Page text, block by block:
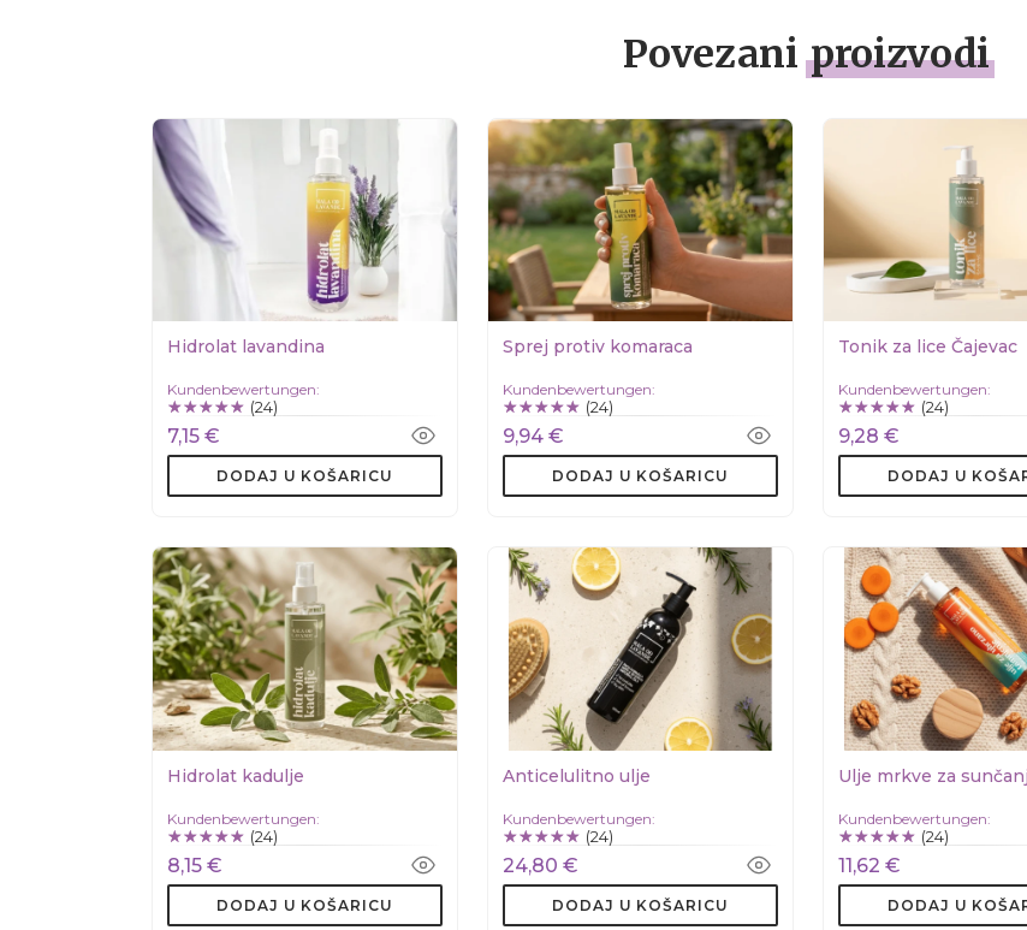
Povezaniproizvodi
Hidrolat lavandina
Kundenbewertungen:
(24)
7,15 €
DODAJ U KOŠARICU
Sprej protiv komaraca
Kundenbewertungen:
(24)
9,94 €
DODAJ U KOŠARICU
Tonik za lice Čajevac
Kundenbewertungen:
(24)
9,28 €
DODAJ U
Hidrolat kadulje
Kundenbewertungen:
(24)
8,15 €
DODAJ U KOŠARICU
Anticelulitno ulje
Kundenbewertungen:
(24)
24,80 €
DODAJ U KOŠARICU
Ulje mrkve za
Kundenbewertungen:
(24)
11,62 €
DODAJ U